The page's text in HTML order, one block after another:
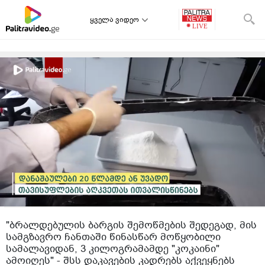
ყველა ვიდეო
"ბრალდებულის ბარგის შემოწმების შედეგად, მის
სამგზავრო ჩანთაში წინასწარ მოწყობილი
სამალავიდან, 3 კილოგრამამდე "კოკაინი"
ამოიღეს" - შსს დაკავების კადრებს აქვეყნებს